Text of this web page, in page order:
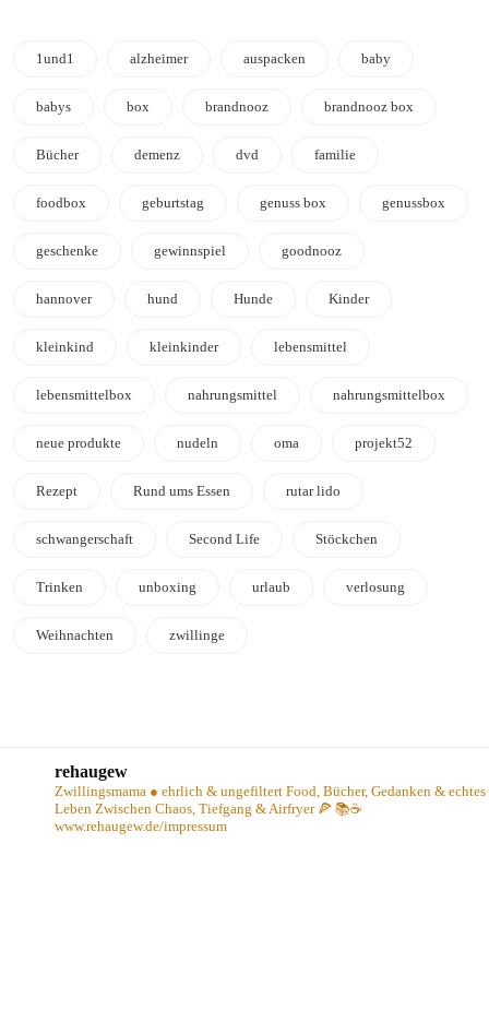
1und1 alzheimer auspacken baby
babys box brandnooz brandnooz box
Bücher demenz dvd familie
foodbox geburtstag genuss box genussbox
geschenke gewinnspiel goodnooz
hannover hund Hunde Kinder
kleinkind kleinkinder lebensmittel
lebensmittelbox nahrungsmittel nahrungsmittelbox
neue produkte nudeln oma projekt52
Rezept Rund ums Essen rutar lido
schwangerschaft Second Life Stöckchen
Trinken unboxing urlaub verlosung
Weihnachten zwillinge
rehaugew
Zwillingsmama ● ehrlich & ungefiltert Food, Bücher, Gedanken & echtes
Leben Zwischen Chaos, Tiefgang & Airfryer 🍕 📚☕️
www.rehaugew.de/impressum